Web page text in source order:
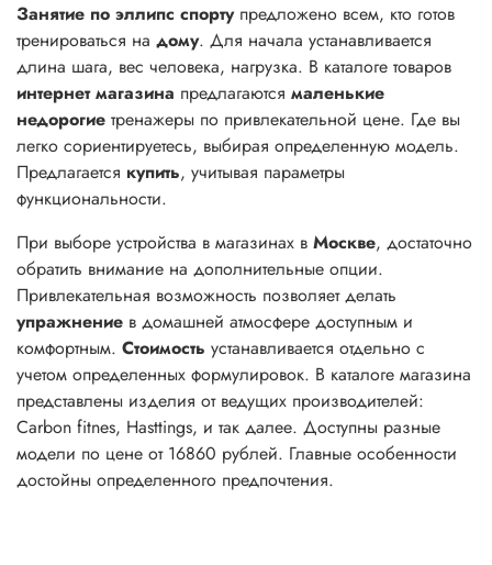
Занятие по эллипс спортупредложено всем, кто готов
тренироваться на дому. Для начала устанавливается
длина шага, вес человека, нагрузка. В каталоге товаров
интернет магазина предлагаются маленькие
недорогие тренажеры по привлекательной цене. Где вы
легко сориентируетесь, выбирая определенную модель.
Предлагается купить, учитывая параметры
функциональности.
При выборе устройства в магазинах в Москве, достаточно
обратить внимание на дополнительные опции.
Привлекательная возможность позволяет делать
упражнение в домашней атмосфере доступным и
комфортным. Стоимость устанавливается отдельно с
учетом определенных формулировок. В каталоге магазина
представлены изделия от ведущих производителей:
Carbon fitnes, Hasttings, и так далее. Доступны разные
модели по цене от 16860 рублей. Главные особенности
достойны определенного предпочтения.